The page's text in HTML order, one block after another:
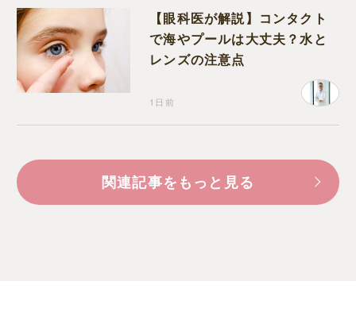
【眼科医が解説】コンタクト
で海やプールは大丈夫？水と
レンズの注意点
1日前
関連記事をもっと見る